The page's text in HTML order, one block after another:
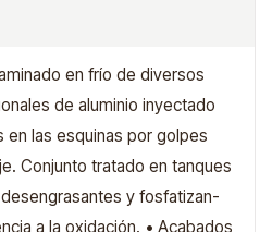
en frío de diversos
de aluminio inyectado
las esquinas por golpes
Conjunto tratado en tanques
y fosfatizan-
a la oxidación. • Acabados